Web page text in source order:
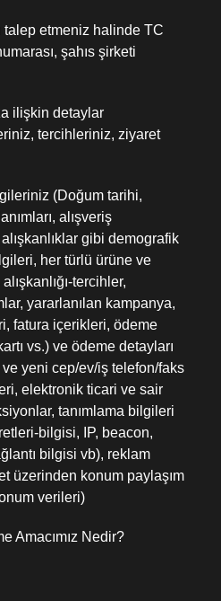
talep etmeniz halinde TC
şahıs şirketi
ilişkin detaylar
tercihleriniz, ziyaret
(Doğum tarihi,
alışveriş
gibi demografik
her türlü ürüne ve
tercihler,
yararlanılan kampanya,
fatura içerikleri, ödeme
vs.) ve ödeme detayları
ve yeni cep/ev/iş telefon/faks
elektronik ticari ve sair
tanımlama bilgileri
bilgisi, IP, beacon,
bilgisi vb), reklam
üzerinden konum paylaşım
verileri)
Amacımız Nedir?